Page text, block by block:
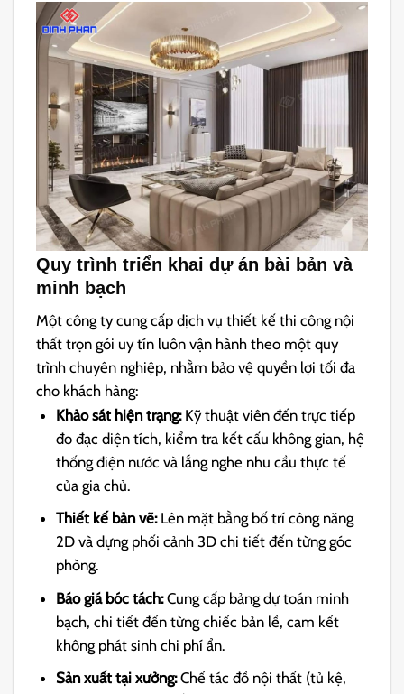
Quy trình triển khai dự án bài bản và
minh bạch
Một công ty cung cấp dịch vụ thiết kế thi công nội
thất trọn gói uy tín luôn vận hành theo một quy
trình chuyên nghiệp, nhằm bảo vệ quyền lợi tối đa
cho khách hàng:
Khảo sát hiện trạng:Kỹ thuật viên đến trực tiếp
đo đạc diện tích, kiểm tra kết cấu không gian, hệ
thống điện nước và lắng nghe nhu cầu thực tế
của gia chủ.
Thiết kế bản vẽ:Lên mặt bằng bố trícông năng
2D và dựng phối cảnh 3D chi tiết đến từng góc
phòng.
Báo giá bóc tách:Cung cấp bảng dự toán minh
bạch, chi tiết đến từng chiếc bản lề, cam kết
không phát sinh chi phí ẩn.
Sảnxuất tại xưởng:Chế tác đồ nội thất (tủ kệ,